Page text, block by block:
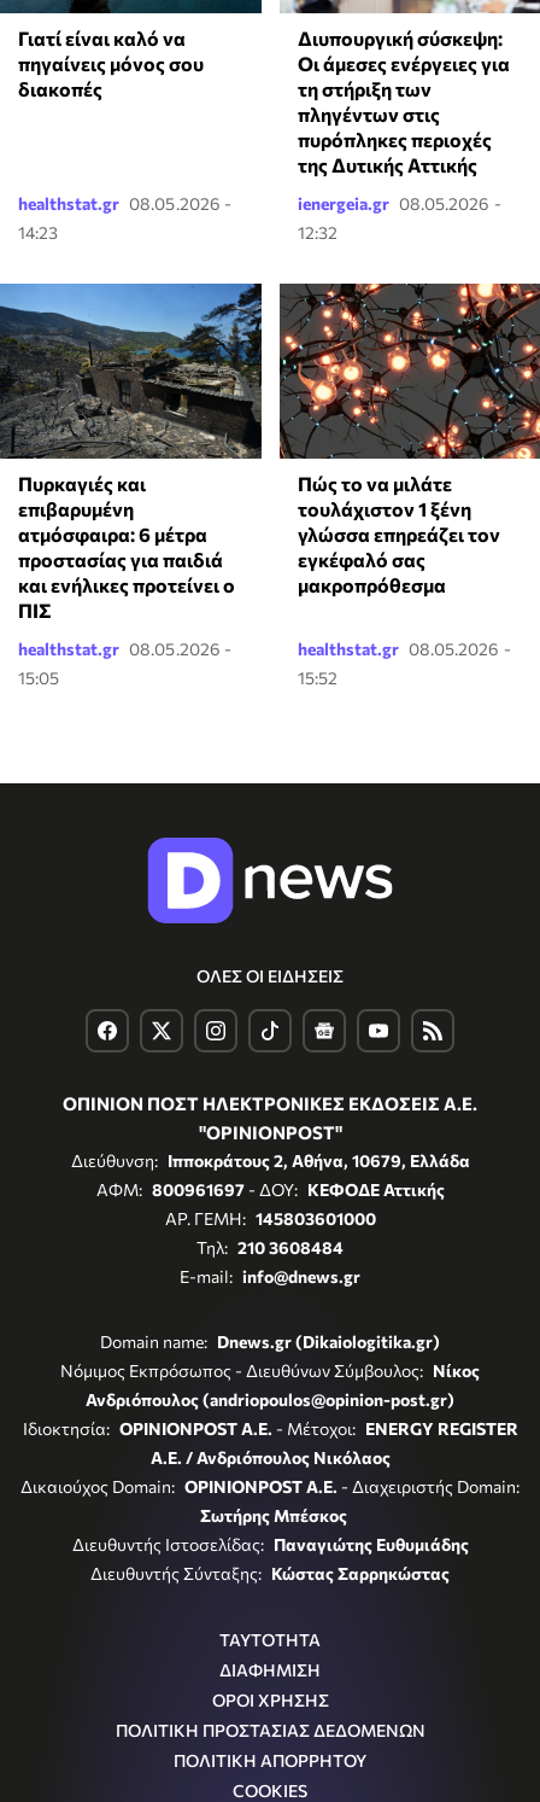
Γιατί είναι καλό να
πηγαίνεις μόνος σου
διακοπές
healthstat.gr 08.05.2026 -
14:23
Διυπουργική σύσκεψη:
Οι άμεσες ενέργειες για
τη στήριξη των
πληγέντων στις
πυρόπληκες περιοχές
της Δυτικής Αττικής
ienergeia.gr 08.05.2026 -
12:32
Πυρκαγιές και
επιβαρυμένη
ατμόσφαιρα: 6 μέτρα
προστασίας για παιδιά
και ενήλικες προτείνει ο
ΠΙΣ
healthstat.gr 08.05.2026 -
15:05
⁠Πώς το να μιλάτε
τουλάχιστον 1 ξένη
γλώσσα επηρεάζει τον
εγκέφαλό σας
μακροπρόθεσμα
healthstat.gr 08.05.2026 -
15:52
ΟΛΕΣ ΟΙ ΕΙΔΗΣΕΙΣ
ΟΠΙΝΙΟΝ ΠΟΣΤ ΗΛΕΚΤΡΟΝΙΚΕΣ ΕΚΔΟΣΕΙΣ Α.Ε.
"OPINIONPOST"
Διεύθυνση: Ιπποκράτους 2, Αθήνα, 10679, Ελλάδα
ΑΦΜ: 800961697- ΔΟΥ: ΚΕΦΟΔΕ Αττικής
ΑΡ. ΓΕΜΗ: 145803601000
Τηλ: 210 3608484
E-mail: info@dnews.gr
Domain name: Dnews.gr (Dikaiologitika.gr)
Νόμιμος Εκπρόσωπος - Διευθύνων Σύμβουλος: Νίκος
Ανδριόπουλος (andriopoulos@opinion-post.gr)
Ιδιοκτησία: OPINIONPOST A.E. - Μέτοχοι: ENERGY REGISTER
Α.Ε. / Ανδριόπουλος Νικόλαος
Δικαιούχος Domain: OPINIONPOST A.E. - Διαχειριστής Domain:
Σωτήρης Μπέσκος
Διευθυντής Ιστοσελίδας: Παναγιώτης Ευθυμιάδης
Διευθυντής Σύνταξης: Κώστας Σαρρηκώστας
ΤΑΥΤΟΤΗΤΑ
ΔΙΑΦΗΜΙΣΗ
ΟΡΟΙ ΧΡΗΣΗΣ
ΠΟΛΙΤΙΚΗ ΠΡΟΣΤΑΣΙΑΣ ΔΕΔΟΜΕΝΩΝ
ΠΟΛΙΤΙΚΗ ΑΠΟΡΡΗΤΟΥ
COOKIES